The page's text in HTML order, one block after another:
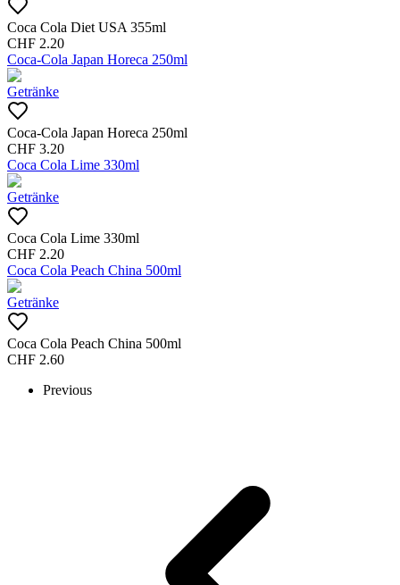
Coca Cola Diet USA 355ml
CHF 2.20
Coca-Cola Japan Horeca 250ml
Getränke
Coca-Cola Japan Horeca 250ml
CHF 3.20
Coca Cola Lime 330ml
Getränke
Coca Cola Lime 330ml
CHF 2.20
Coca Cola Peach China 500ml
Getränke
Coca Cola Peach China 500ml
CHF 2.60
Previous